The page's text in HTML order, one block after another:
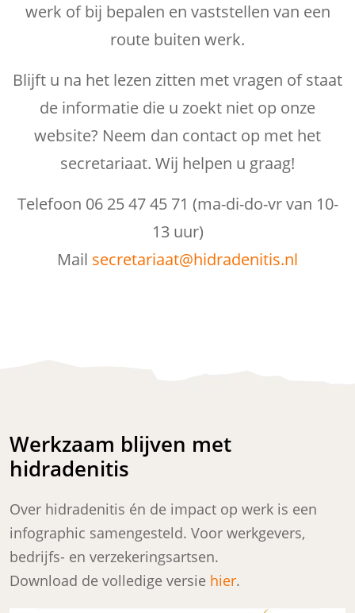
werk of bij bepalen en vaststellen van een
route buiten werk.
Blijft u na het lezen zitten met vragen of staat
de informatie die u zoekt niet op onze
website? Neem dan contact op met het
secretariaat. Wij helpen u graag!
Telefoon 06 25 47 45 71 (ma-di-do-vr van 10-
13 uur)
Mail secretariaat@hidradenitis.nl
Werkzaam blijven met
hidradenitis
Over hidradenitis én de impact op werk is een
infographic samengesteld. Voor werkgevers,
bedrijfs- en verzekeringsartsen.
Download de volledige versie hier.